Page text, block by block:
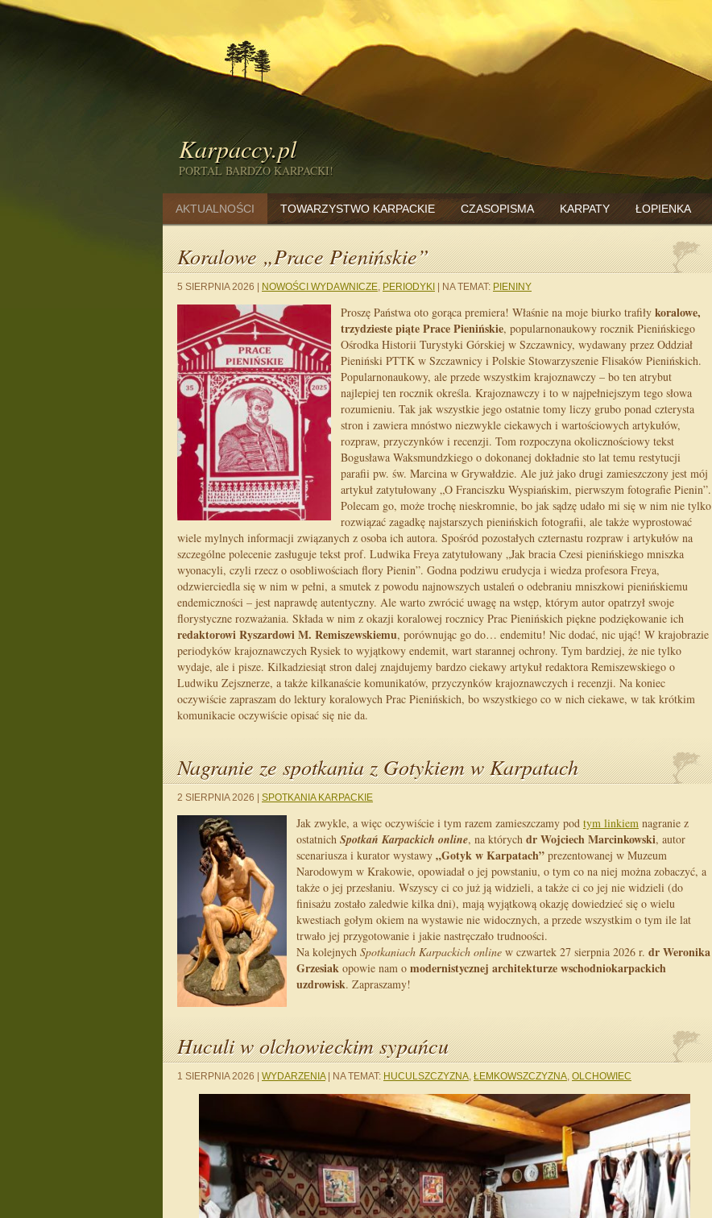
Karpaccy.pl
PORTAL BARDZO KARPACKI!
AKTUALNOŚCI TOWARZYSTWO KARPACKIE CZASOPISMA KARPATY ŁOPIENKA
Koralowe „Prace Pienińskie”
5 SIERPNIA 2026 NOWOŚCI WYDAWNICZE, PERIODYKI NA TEMAT: PIENINY
Proszę Państwa oto gorąca premiera! Właśnie na moje biurko trafiły koralowe,
trzydzieste piąte Prace Pienińskie, popularnonaukowy rocznik Pienińskiego
Ośrodka Historii Turystyki Górskiej w Szczawnicy, wydawany przez Oddział
Pieniński PTTK w Szczawnicy i Polskie Stowarzyszenie Flisaków Pienińskich.
Popularnonaukowy, ale przede wszystkim krajoznawczy – bo ten atrybut
najlepiej ten rocznik określa. Krajoznawczy i to w najpełniejszym tego słowa
rozumieniu. Tak jak wszystkie jego ostatnie tomy liczy grubo ponad czterysta
stron i zawiera mnóstwo niezwykle ciekawych i wartościowych artykułów,
rozpraw, przyczynków i recenzji. Tom rozpoczyna okolicznościowy tekst
Bogusława Waksmundzkiego o dokonanej dokładnie sto lat temu restytucji
parafii pw. św. Marcina w Grywałdzie. Ale już jako drugi zamieszczony jest mój
artykuł zatytułowany „O Franciszku Wyspiańskim, pierwszym fotografie Pienin”.
Polecam go, może trochę nieskromnie, bo jak sądzę udało mi się w nim nie tylko
rozwiązać zagadkę najstarszych pienińskich fotografii, ale także wyprostować
wiele mylnych informacji związanych z osoba ich autora. Spośród pozostałych czternastu rozpraw i artykułów na
szczególne polecenie zasługuje tekst prof. Ludwika Freya zatytułowany „Jak bracia Czesi pienińskiego mniszka
wyonacyli, czyli rzecz o osobliwościach flory Pienin”. Godna podziwu erudycja i wiedza profesora Freya,
odzwierciedla się w nim w pełni, a smutek z powodu najnowszych ustaleń o odebraniu mniszkowi pienińskiemu
endemiczności – jest naprawdę autentyczny. Ale warto zwrócić uwagę na wstęp, którym autor opatrzył swoje
florystyczne rozważania. Składa w nim z okazji koralowej rocznicy Prac Pienińskich piękne podziękowanie ich
redaktorowi Ryszardowi M. Remiszewskiemu, porównując go do… endemitu! Nic dodać, nic ująć! W krajobrazie
periodyków krajoznawczych Rysiek to wyjątkowy endemit, wart starannej ochrony. Tym bardziej, że nie tylko
wydaje, ale i pisze. Kilkadziesiąt stron dalej znajdujemy bardzo ciekawy artykuł redaktora Remiszewskiego o
Ludwiku Zejsznerze, a także kilkanaście komunikatów, przyczynków krajoznawczych i recenzji. Na koniec
oczywiście zapraszam do lektury koralowych Prac Pienińskich, bo wszystkiego co w nich ciekawe, w tak krótkim
komunikacie oczywiście opisać się nie da.
Nagranie ze spotkania z Gotykiem w Karpatach
2 SIERPNIA 2026 SPOTKANIA KARPACKIE
Jak zwykle, a więc oczywiście i tym razem zamieszczamy pod tym linkiem nagranie z
ostatnich Spotkań Karpackich online, na których dr Wojciech Marcinkowski, autor
scenariusza i kurator wystawy „Gotyk w Karpatach” prezentowanej w Muzeum
Narodowym w Krakowie, opowiadał o jej powstaniu, o tym co na niej można zobaczyć, a
także o jej przesłaniu. Wszyscy ci co już ją widzieli, a także ci co jej nie widzieli (do
finisażu zostało zaledwie kilka dni), mają wyjątkową okazję dowiedzieć się o wielu
kwestiach gołym okiem na wystawie nie widocznych, a przede wszystkim o tym ile lat
trwało jej przygotowanie i jakie nastręczało trudnoości.
Na kolejnych Spotkaniach Karpackich online w czwartek 27 sierpnia 2026 r. dr Weronika
Grzesiak opowie nam o modernistycznej architekturze wschodniokarpackich
uzdrowisk. Zapraszamy!
Huculi w olchowieckim sypańcu
1 SIERPNIA 2026 WYDARZENIA NA TEMAT: HUCULSZCZYZNA, ŁEMKOWSZCZYZNA, OLCHOWIEC